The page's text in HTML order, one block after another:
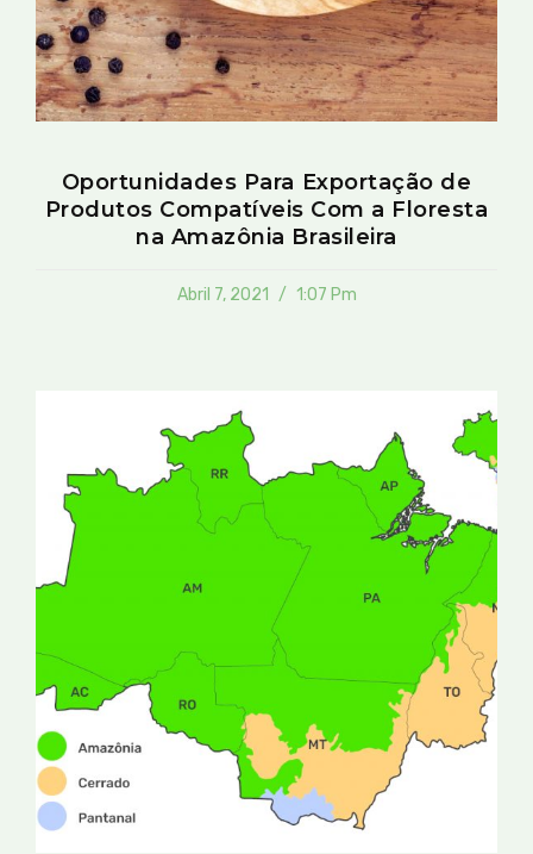
Oportunidades Para Exportação de
Produtos Compatíveis Com a Floresta
na Amazônia Brasileira
Abril 7, 2021 1:07 Pm